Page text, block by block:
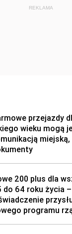
REKLAMA
przejazdy
wieku mogą
miejską,
200 plus dla
do 64 roku życia
programu